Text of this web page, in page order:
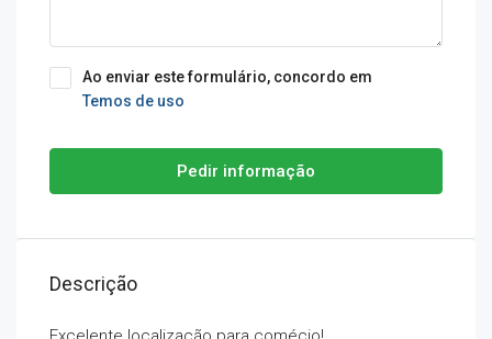
Ao enviar este formulário, concordo em
Temos de uso
Pedir informação
Descrição